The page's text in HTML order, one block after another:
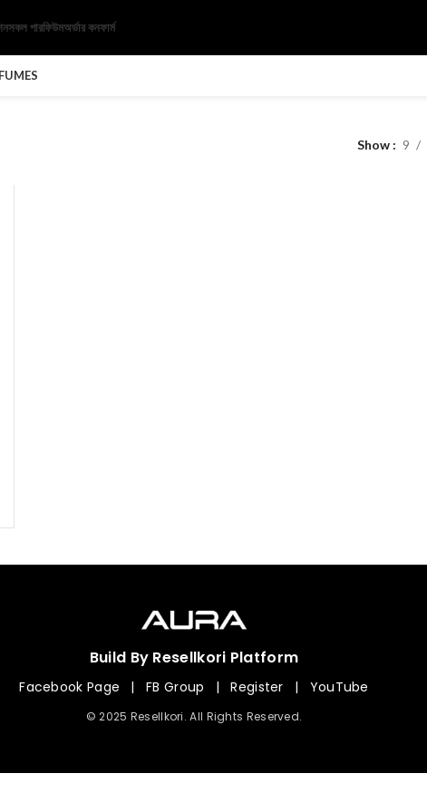
সকল পারফিউমঅর্ডার কনফার্ম
Show 9
Build By Resellkori Platform
Facebook Page | FB Group | Register | YouTube
© 2025 Resellkori. All Rights Reserved.